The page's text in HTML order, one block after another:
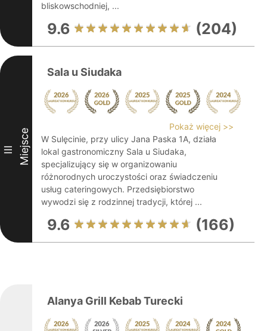
bliskowschodniej, ...
9.6 (204)
III Miejsce
Sala u Siudaka
Pokaż więcej >>
W Sulęcinie, przy ulicy Jana Paska 1A, działa
lokal gastronomiczny Sala u Siudaka,
specjalizujący się w organizowaniu
różnorodnych uroczystości oraz świadczeniu
usług cateringowych. Przedsiębiorstwo
wywodzi się z rodzinnej tradycji, której ...
9.6 (166)
Alanya Grill Kebab Turecki